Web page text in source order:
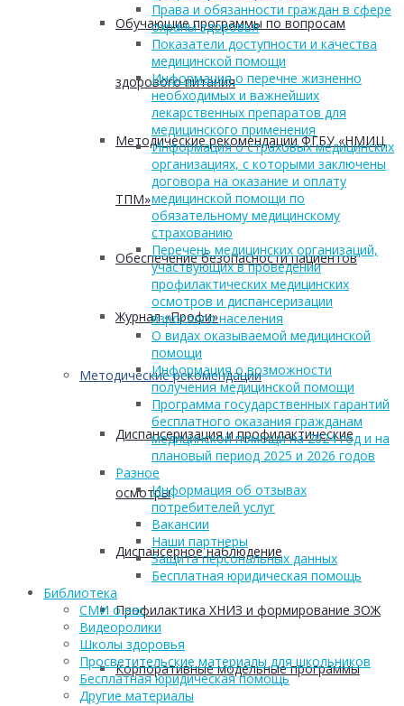
Обучающие программы по вопросам
здорового питания
Методические рекомендации ФГБУ «НМИЦ
ТПМ»
Обеспечение безопасности пациентов
Журнал «Профи»
Методические рекомендации
Диспансеризация и профилактические
осмотры
Диспансерное наблюдение
Профилактика ХНИЗ и формирование ЗОЖ
Корпоративные модельные программы
Права и обязанности граждан в сфере
охраны здоровья
Показатели доступности и качества
медицинской помощи
Информация о перечне жизненно
необходимых и важнейших
лекарственных препаратов для
медицинского применения
Информация о страховых медицинских
организациях, с которыми заключены
договора на оказание и оплату
медицинской помощи по
обязательному медицинскому
страхованию
Перечень медицинских организаций,
участвующих в проведении
профилактических медицинских
осмотров и диспансеризации
взрослого населения
О видах оказываемой медицинской
помощи
Информация о возможности
получения медицинской помощи
Программа государственных гарантий
бесплатного оказания гражданам
медицинской помощи на 2024 год и на
плановый период 2025 и 2026 годов
Разное
Информация об отзывах
потребителей услуг
Вакансии
Наши партнеры
Защита персональных данных
Бесплатная юридическая помощь
Библиотека
СМИ о нас
Видеоролики
Школы здоровья
Просветительские материалы для школьников
Бесплатная юридическая помощь
Другие материалы